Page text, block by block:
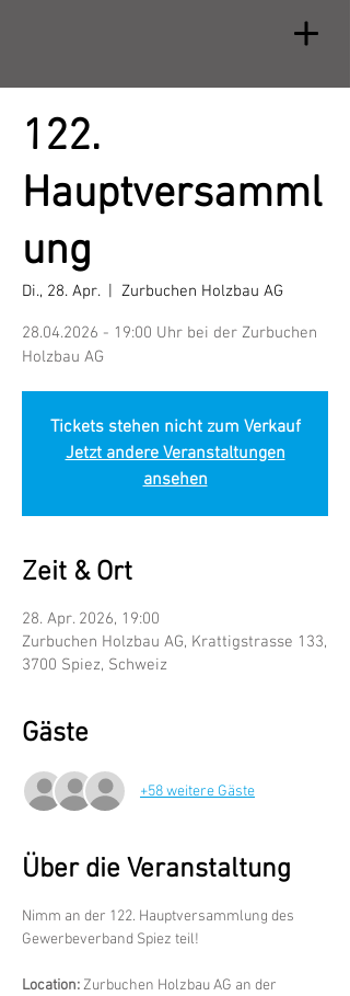
122.
Hauptversamml
ung
Di., 28. Apr.
  |
Zurbuchen Holzbau AG
28.04.2026 - 19:00 Uhr bei der Zurbuchen
Holzbau AG
Tickets stehen nicht zum Verkauf
Jetzt andere Veranstaltungen
ansehen
Zeit & Ort
28. Apr. 2026, 19:00
Zurbuchen Holzbau AG, Krattigstrasse 133,
3700 Spiez, Schweiz
Gäste
+58 weitere Gäste
Über die Veranstaltung
Nimm an der 122. Hauptversammlung des
Gewerbeverband Spiez teil!
Location: Zurbuchen Holzbau AG an der